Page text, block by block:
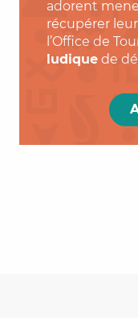
adorent
récupérer leur
l’Office de
ludique de